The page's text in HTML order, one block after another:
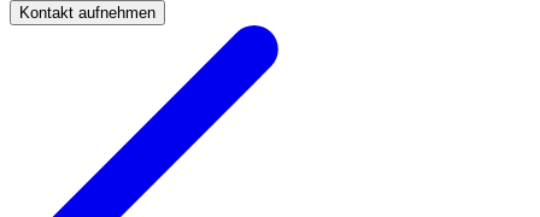
Kontakt aufnehmen